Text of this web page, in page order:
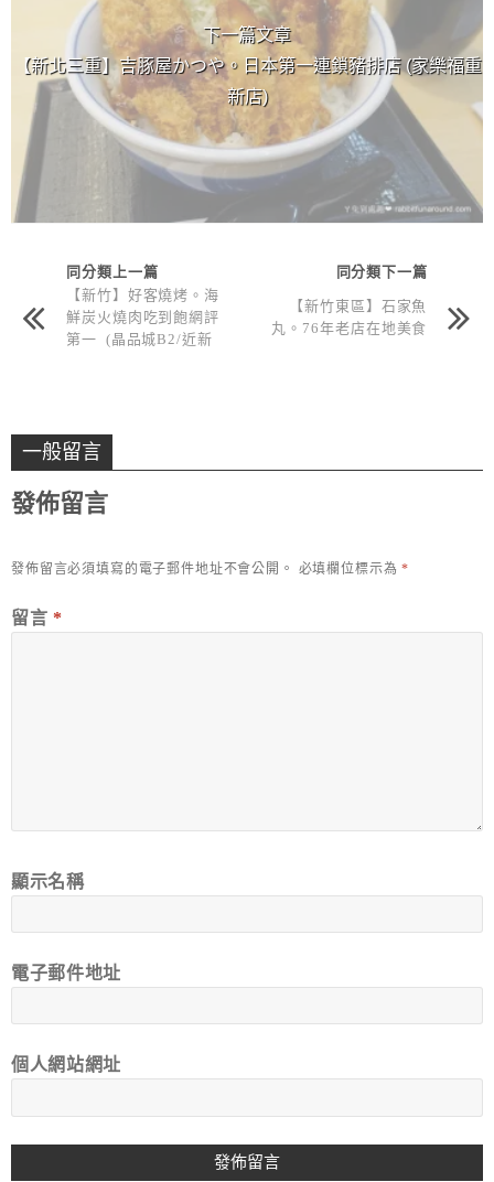
下一篇文章
【新北三重】吉豚屋かつや。日本第一連鎖豬排店 (家樂福重
新店)
同分類上一篇
【新竹】好客燒烤。海
鮮炭火燒肉吃到飽網評
第一 (晶品城B2/近新
同分類下一篇
【新竹東區】石家魚
丸。76年老店在地美食
一般留言
發佈留言
發佈留言必須填寫的電子郵件地址不會公開。 必填欄位標示為*
留言 *
顯示名稱
電子郵件地址
個人網站網址